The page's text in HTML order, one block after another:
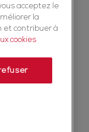
Inc). Tous droits
cookies
acceptez le
la
et contribuer à
cookies